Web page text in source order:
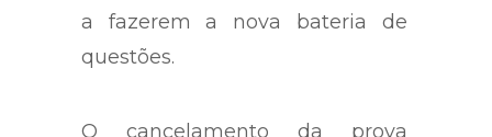
a fazerem a nova bateria de
questões.
O cancelamento da prova